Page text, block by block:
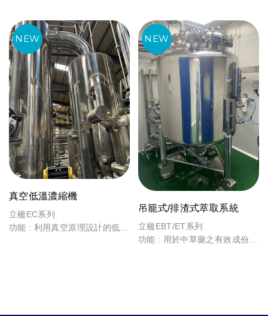
真空低溫濃縮機
立楹EC系列
功能 : 利用真空原理設計的低溫
吊籠式/排渣式萃取系統
立楹EBT/ET系列
功能 : 用於中草藥之有效成份萃